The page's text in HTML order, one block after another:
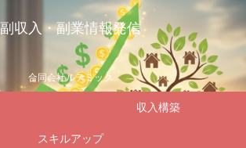
副収入・副業情報発信
合同会社ルテミック
収入構築
スキルアップ